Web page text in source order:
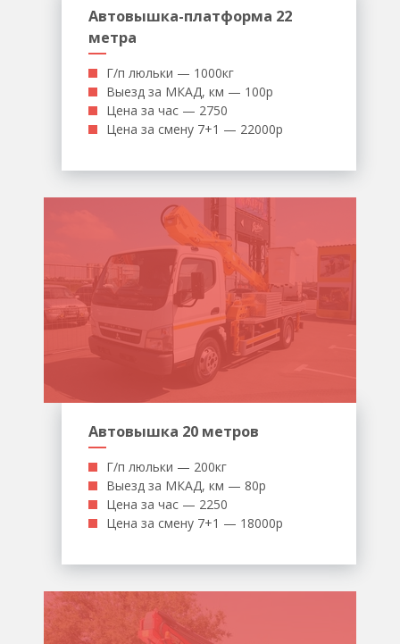
Автовышка-платформа 22
метра
Г/п люльки — 1000кг
Выезд за МКАД, км — 100р
Цена за час — 2750
Цена за смену 7+1 — 22000р
Автовышка 20 метров
Г/п люльки — 200кг
Выезд за МКАД, км — 80р
Цена за час — 2250
Цена за смену 7+1 — 18000р